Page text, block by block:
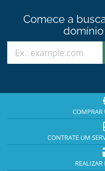
Comece a
domínio
CONTRATE UM